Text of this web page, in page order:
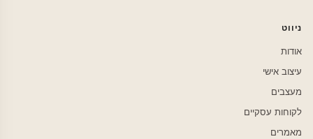
ניווט
אודות
עיצוב אישי
מעצבים
לקוחות עסקיים
מאמרים